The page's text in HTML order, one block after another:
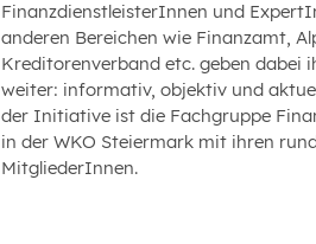
FinanzdienstleisterInnen und
anderen Bereichen wie Finanzamt,
Kreditorenverband etc. geben dabei
weiter: informativ, objektiv und
der Initiative ist die Fachgruppe
in der WKO Steiermark mit ihren
MitgliederInnen.